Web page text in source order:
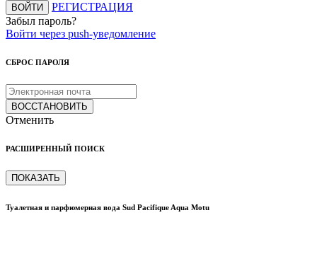
ВОЙТИ
РЕГИСТРАЦИЯ
Забыл пароль?
Войти через push-уведомление
СБРОС ПАРОЛЯ
ВОССТАНОВИТЬ
Отменить
РАСШИРЕННЫЙ ПОИСК
ПОКАЗАТЬ
Туалетная и парфюмерная вода Sud Pacifique Aqua Motu